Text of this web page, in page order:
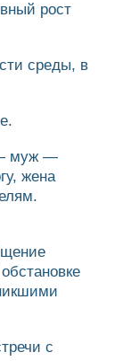
рост
среды, в
— муж —
жена
с